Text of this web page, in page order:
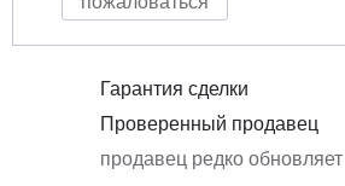
Гарантия сделки
Проверенный продавец
продавец редко